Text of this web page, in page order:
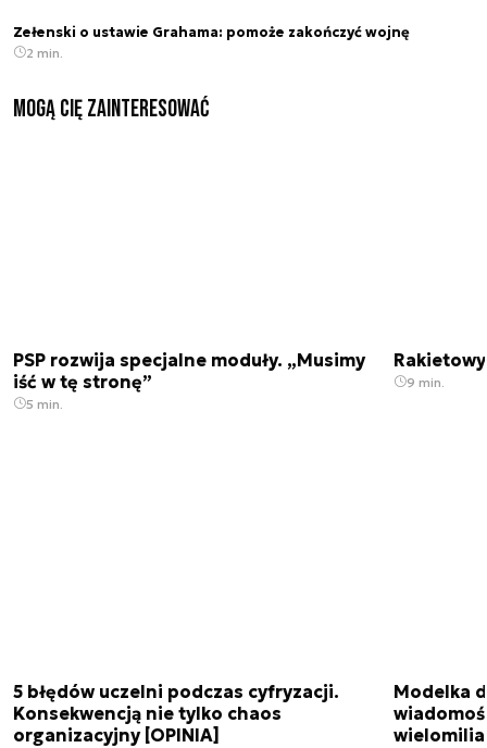
Zełenski o ustawie Grahama: pomoże zakończyć wojnę
2 min.
Mogą Cię zainteresować
PSP rozwija specjalne moduły. „Musimy
iść w tę stronę”
5 min.
9 min.
5 błędów uczelni podczas cyfryzacji.
Konsekwencją nie tylko chaos
organizacyjny [OPINIA]
Modelka